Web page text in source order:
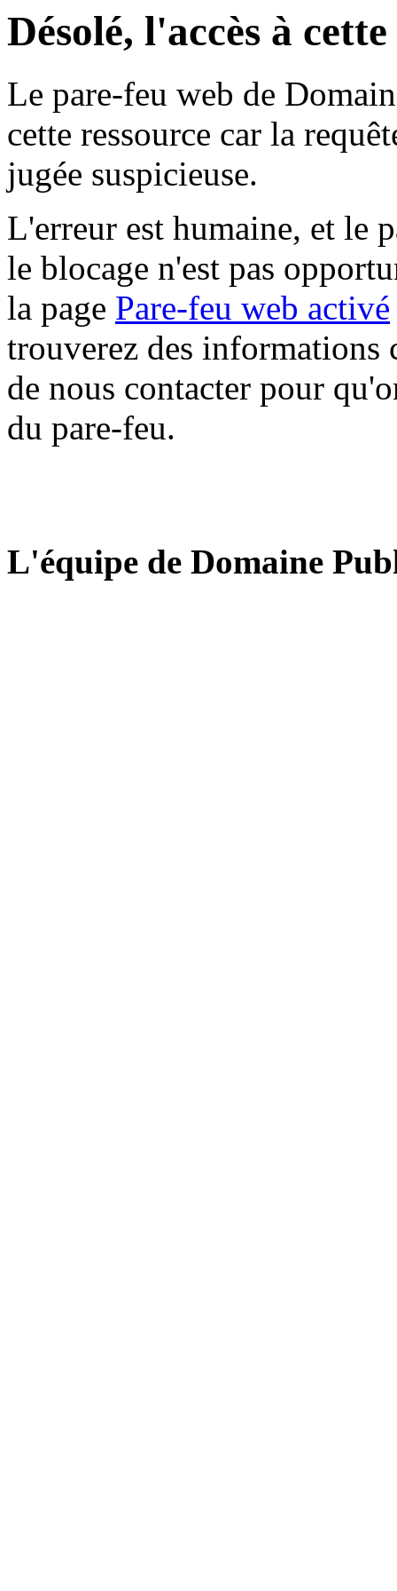
Désolé, l'accès à
Le pare-feu web de
cette ressource car la
jugée suspicieuse.
L'erreur est humaine, et le
le blocage n'est pas
la page Pare-feu web activé
trouverez des informations
de nous contacter pour
du pare-feu.
L'équipe de Domaine